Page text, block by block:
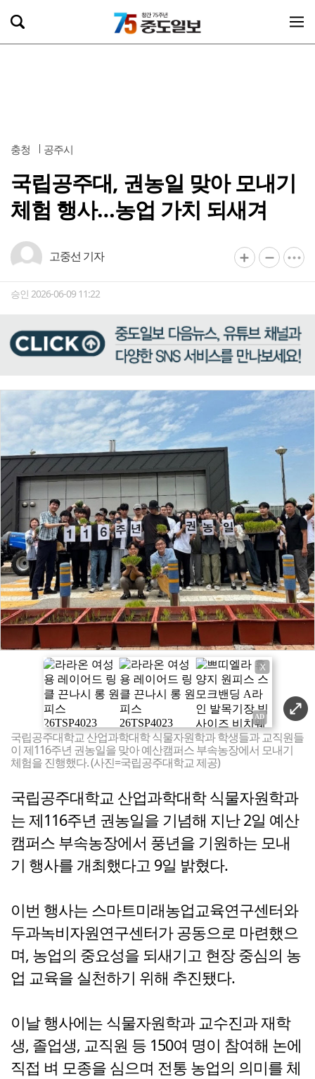
충청 공주시
국립공주대, 권농일 맞아 모내기
체험 행사…농업 가치 되새겨
고중선 기자
승인 2026-06-09 11:22
X
국립공주대학교 산업과학대학 식물자원학과 학생들과 교직원들
이 제116주년 권농일을 맞아 예산캠퍼스 부속농장에서 모내기
체험을 진행했다. (사진=국립공주대학교 제공)
국립공주대학교 산업과학대학 식물자원학과
는 제116주년 권농일을 기념해 지난 2일 예산
캠퍼스 부속농장에서 풍년을 기원하는 모내
기 행사를 개최했다고 9일 밝혔다.
이번 행사는 스마트미래농업교육연구센터와
두과녹비자원연구센터가 공동으로 마련했으
며, 농업의 중요성을 되새기고 현장 중심의 농
업 교육을 실천하기 위해 추진됐다.
이날 행사에는 식물자원학과 교수진과 재학
생, 졸업생, 교직원 등 150여 명이 참여해 논에
직접 벼 모종을 심으며 전통 농업의 의미를 체